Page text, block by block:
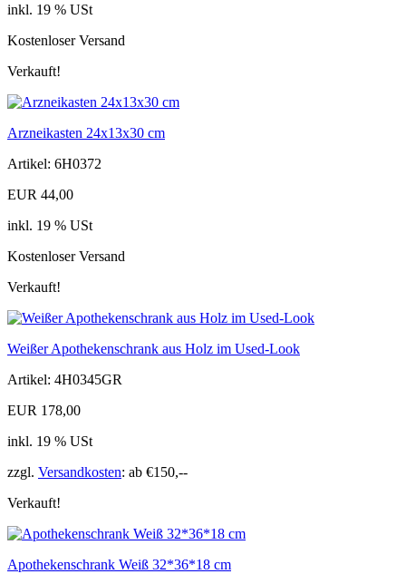
inkl. 19 % USt
Kostenloser Versand
Verkauft!
Arzneikasten 24x13x30 cm
Artikel: 6H0372
EUR 44,00
inkl. 19 % USt
Kostenloser Versand
Verkauft!
Weißer Apothekenschrank aus Holz im Used-Look
Artikel: 4H0345GR
EUR 178,00
inkl. 19 % USt
zzgl. Versandkosten: ab €150,--
Verkauft!
Apothekenschrank Weiß 32*36*18 cm